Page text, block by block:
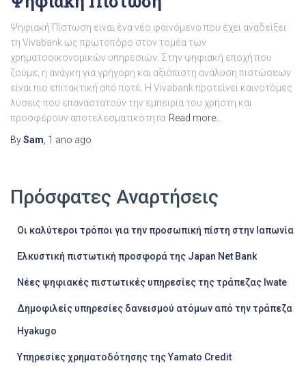
Ψηφιακή Πίστωση είναι ένα νέο φαινόμενο που έχει αναδείξει
τη Vivabank ως πρωτοπόρο στον τομέα των
χρηματοοικονομικών υπηρεσιών. Στην ψηφιακή εποχή που
ζούμε, η ανάγκη για γρήγορη και αξιόπιστη ανάλυση πιστώσεων
είναι πιο επιτακτική από ποτέ. Η Vivabank προτείνει καινοτόμες
λύσεις που επαναστατούν την εμπειρία του χρήστη και
προσφέρουν αποτελεσματικότητα Read more…
BySam 1 ano ago
Πρόσφατες Αναρτήσεις
Οι καλύτεροι τρόποι για την προσωπική πίστη στην Ιαπωνία
Ελκυστική πιστωτική προσφορά της Japan Net Bank
Νέες ψηφιακές πιστωτικές υπηρεσίες της τράπεζας Iwate
Δημοφιλείς υπηρεσίες δανεισμού ατόμων από την τράπεζα
Hyakugo
Υπηρεσίες χρηματοδότησης της Yamato Credit